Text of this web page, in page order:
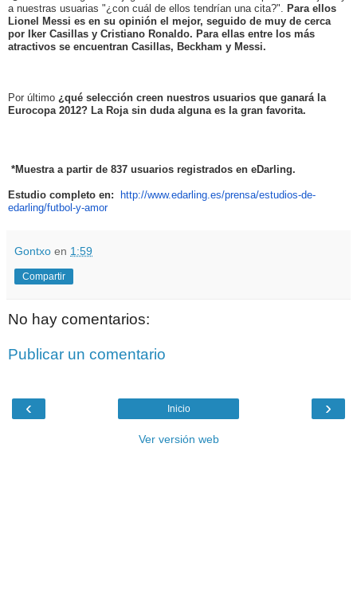
a nuestras usuarias "¿con cuál de ellos tendrían una cita?". Para ellos
Lionel Messi es en su opinión el mejor, seguido de muy de cerca
por Iker Casillas y Cristiano Ronaldo. Para ellas entre los más
atractivos se encuentran Casillas, Beckham y Messi.
Por último ¿qué selección creen nuestros usuarios que ganará la
Eurocopa 2012? La Roja sin duda alguna es la gran favorita.
*Muestra a partir de 837 usuarios registrados en eDarling.
Estudio completo en: http://www.edarling.es/prensa/estudios-de-
edarling/futbol-y-amor
Gontxo en 1:59
Compartir
No hay comentarios:
Publicar un comentario
‹ ›
Inicio
Ver versión web